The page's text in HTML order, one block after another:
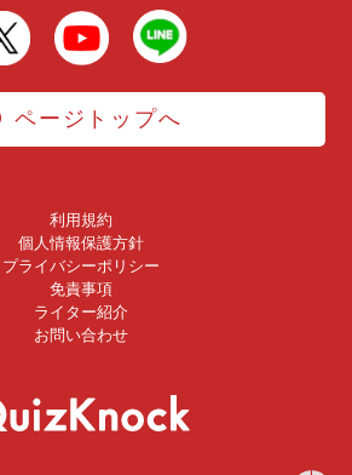
ページトップへ
利用規約
個人情報保護方針
プライバシーポリシー
免責事項
ライター紹介
お問い合わせ